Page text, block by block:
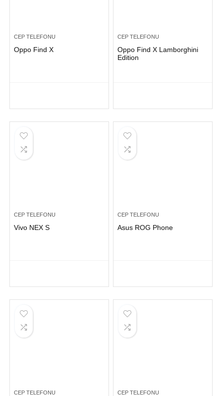
CEP TELEFONU
Oppo Find X
CEP TELEFONU
Oppo Find X Lamborghini
Edition
CEP TELEFONU
Vivo NEX S
CEP TELEFONU
Asus ROG Phone
CEP TELEFONU CEP TELEFONU